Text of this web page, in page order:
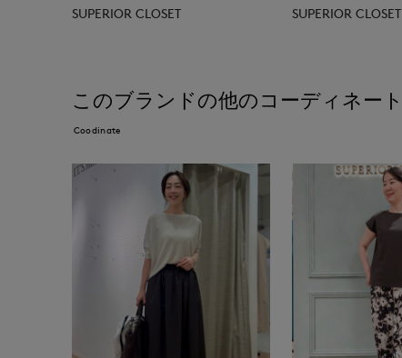
SUPERIOR CLOSET SUPERIOR CLOSET
このブランドの他のコーディネート
Coodinate